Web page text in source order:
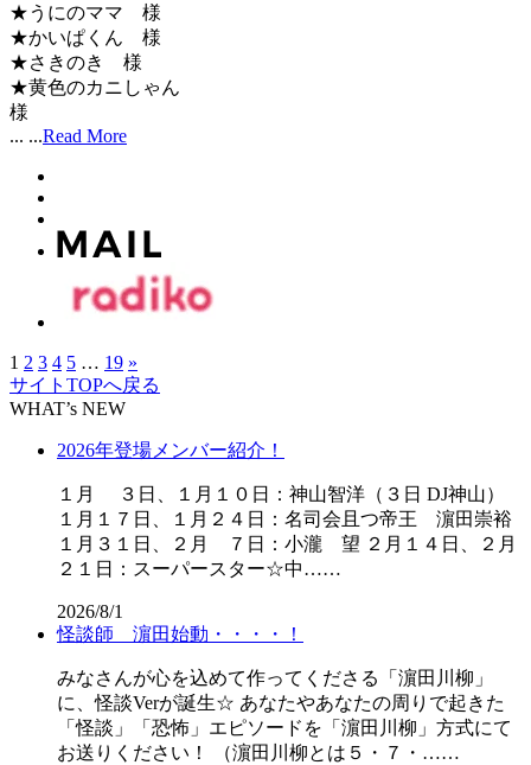
★うにのママ 様
★かいぱくん 様
★さきのき 様
★黄色のカニしゃん
... ...Read More
1 2 3 4 5 … 19 »
サイトTOPへ戻る
WHAT’s NEW
2026年登場メンバー紹介！
１月 ３日、１月１０日：神山智洋（３日 DJ神山）
１月１７日、１月２４日：名司会且つ帝王 濵田崇裕
１月３１日、２月 ７日：小瀧 望 ２月１４日、２月
２１日：スーパースター☆中……
2026/8/1
怪談師 濵田始動・・・・！
みなさんが心を込めて作ってくださる「濵田川柳」
に、怪談Verが誕生☆ あなたやあなたの周りで起きた
「怪談」「恐怖」エピソードを「濵田川柳」方式にて
お送りください！ （濵田川柳とは５・７・……